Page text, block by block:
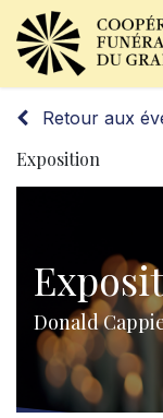
Retour aux
Exposition
Donald